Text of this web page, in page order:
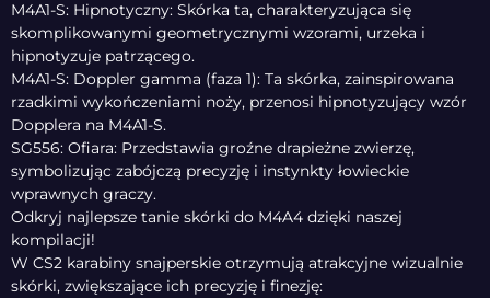
M4A1-S: Hipnotyczny: Skórka ta, charakteryzująca się
skomplikowanymi geometrycznymi wzorami, urzeka i
hipnotyzuje patrzącego.
M4A1-S: Doppler gamma (faza 1): Ta skórka, zainspirowana
rzadkimi wykończeniami noży, przenosi hipnotyzujący wzór
Dopplera na M4A1-S.
SG556: Ofiara: Przedstawia groźne drapieżne zwierzę,
symbolizując zabójczą precyzję i instynkty łowieckie
wprawnych graczy.
Odkryj najlepsze tanie skórki do M4A4 dzięki naszej
kompilacji!
W CS2 karabiny snajperskie otrzymują atrakcyjne wizualnie
skórki, zwiększające ich precyzję i finezję: